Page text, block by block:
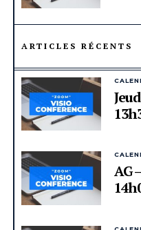
ARTICLES RÉCENTS
AG